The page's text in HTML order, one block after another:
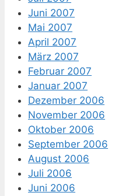
Juni 2007
Mai 2007
April 2007
März 2007
Februar 2007
Januar 2007
Dezember 2006
November 2006
Oktober 2006
September 2006
August 2006
Juli 2006
Juni 2006